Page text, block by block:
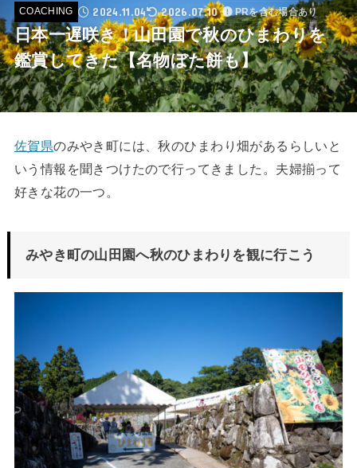
COACHING 2024.11.04 2026.07.10 PRを含む場合あり
日本一遅咲き！山田園で秋のひまわりを
鑑賞してきた【名物ぼた餅も】
佐賀県のみやき町には、秋のひまわり畑があるらしいと
いう情報を聞きつけたので行ってきました。夫婦揃って
好きな花の一つ。
みやき町の山田園へ秋のひまわりを観に行こう